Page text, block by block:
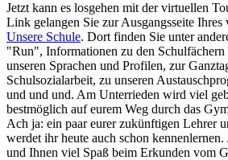
Jetzt kann es losgehen mit der virtuellen
Link gelangen Sie zur Ausgangsseite Ihres
Unsere Schule. Dort finden Sie unter
"Run", Informationen zu den
unseren Sprachen und Profilen, zur
Schulsozialarbeit, zu unseren
und und und. Am Unterrieden wird viel
bestmöglich auf eurem Weg durch das
Ach ja: ein paar eurer zukünftigen Lehrer
werdet ihr heute auch schon
und Ihnen viel Spaß beim Erkunden vom